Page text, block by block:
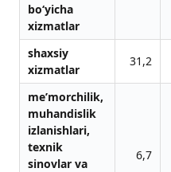
bo‘yicha
xizmatlar
shaxsiy
xizmatlar
31,2
me’morchilik,
muhandislik
izlanishlari,
texnik
sinovlar va
6,7